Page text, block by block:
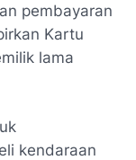
pembayaran
Kartu
lama
kendaraan